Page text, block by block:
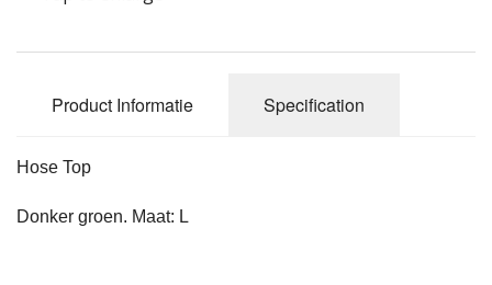
Product Informatie Specification
Hose Top
Donker groen. Maat: L